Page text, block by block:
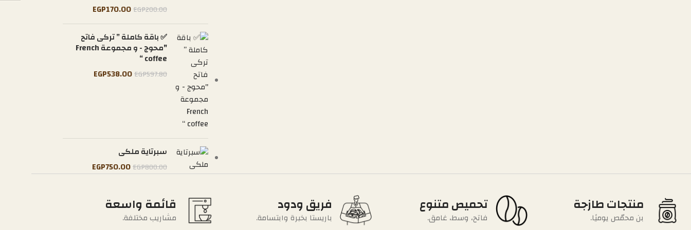
EGP200.00
EGP170.00
✅ باقة كاملة ” تركى فاتح
"محوج - و مجموعة French
coffee “
EGP597.80
EGP538.00
سبرتاية ملكى
EGP800.00
EGP750.00
منتجات طازجة
بن محمّص يوميًا.
تحميص متنوع
فاتح، وسط، غامق.
فريق ودود
باريستا بخبرة وابتسامة.
قائمة واسعة
مشاريب مختلفة.